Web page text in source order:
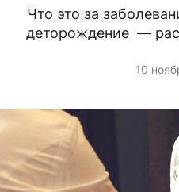
Что это за
деторождение —
10